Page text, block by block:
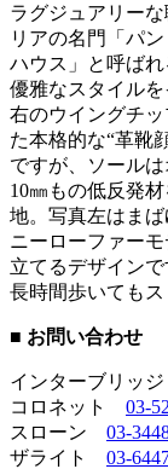
ラグジュアリー
リアの名門「パ
ハウス」と呼ば
優雅なスタイル
右のウイングチ
た本格的な“革靴
ですが、ソール
10㎜もの低反発
地。写真左はま
ニーローファー
立てるデザイン
長時間歩いてもス
■ お問い合わせ
インターブリッ
コロネット 03-
スローン 03-
ザライト 03-